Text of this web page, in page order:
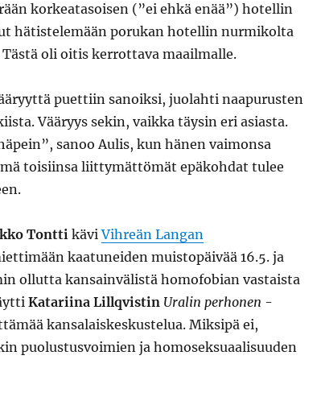
korkeatasoisen (”ei ehkä enää”) hotellin
hätistelemään porukan hotellin nurmikolta
oli oitis kerrottava maailmalle.
puettiin sanoiksi, juolahti naapurusten
Vääryys sekin, vaikka täysin eri asiasta.
sanoo Aulis, kun hänen vaimonsa
toisiinsa liittymättömät epäkohdat tulee
TonttikäviVihreän Langan
kaatuneiden muistopäivää 16.5. ja
ollutta kansainvälistä homofobian vastaista
Katariina Lillqvistin Uralin perhonen -
kansalaiskeskustelua. Miksipä ei,
puolustusvoimien ja homoseksuaalisuuden